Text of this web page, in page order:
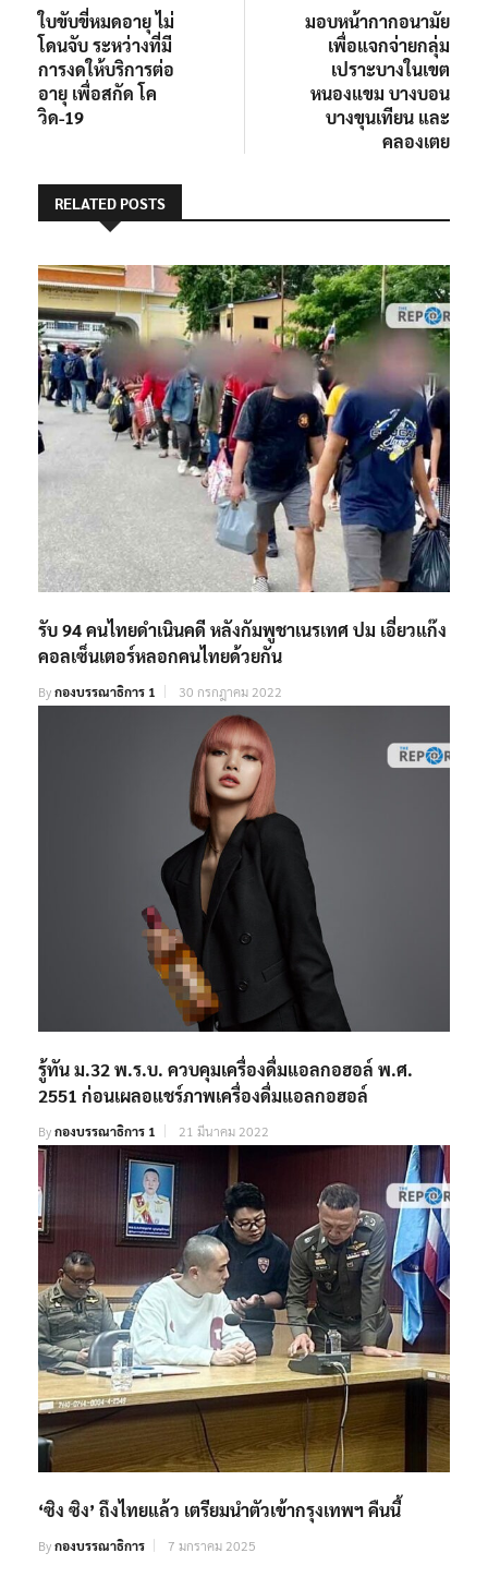
ใบขับขี่หมดอายุ ไม่
โดนจับ ระหว่างที่มี
การงดให้บริการต่อ
อายุ เพื่อสกัด โค
วิด-19
มอบหน้ากากอนามัย
เพื่อแจกจ่ายกลุ่ม
เปราะบางในเขต
หนองแขม บางบอน
บางขุนเทียน และ
คลองเตย
RELATED POSTS
รับ 94 คนไทยดำเนินคดี หลังกัมพูชาเนรเทศ ปม เอี่ยวแก๊ง
คอลเซ็นเตอร์หลอกคนไทยด้วยกัน
Byกองบรรณาธิการ 1 30 กรกฎาคม 2022
รู้ทัน ม.32 พ.ร.บ. ควบคุมเครื่องดื่มแอลกอฮอล์ พ.ศ.
2551 ก่อนเผลอแชร์ภาพเครื่องดื่มแอลกอฮอล์
Byกองบรรณาธิการ 1 21 มีนาคม 2022
‘ซิง ซิง’ ถึงไทยแล้ว เตรียมนำตัวเข้ากรุงเทพฯ คืนนี้
Byกองบรรณาธิการ 7 มกราคม 2025